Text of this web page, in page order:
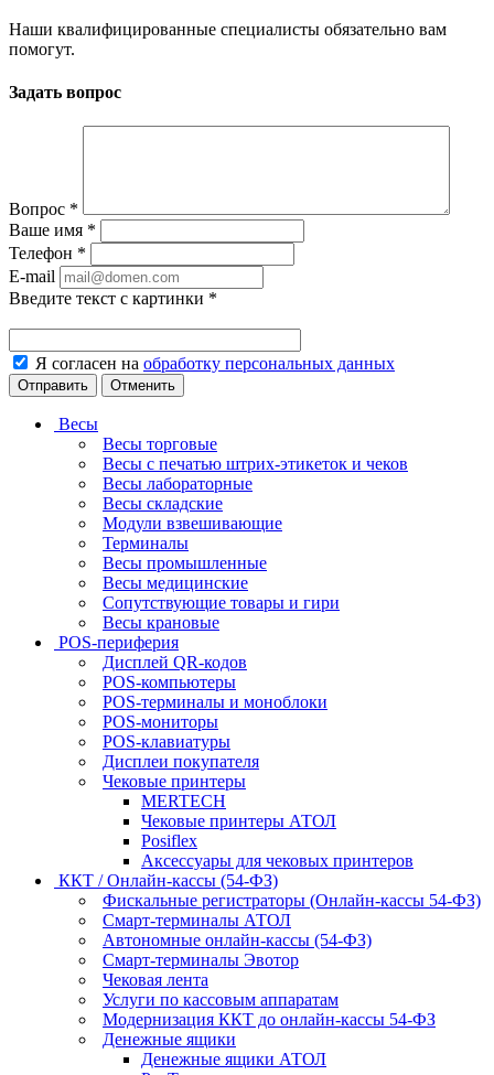
Наши квалифицированные специалисты обязательно вам
помогут.
Задать вопрос
Вопрос *
Ваше имя *
Телефон *
E-mail
Введите текст с картинки *
Я согласен на обработку персональных данных
Отменить
Весы
Весы торговые
Весы с печатью штрих-этикеток и чеков
Весы лабораторные
Весы складские
Модули взвешивающие
Терминалы
Весы промышленные
Весы медицинские
Сопутствующие товары и гири
Весы крановые
POS-периферия
Дисплей QR-кодов
POS-компьютеры
POS-терминалы и моноблоки
POS-мониторы
POS-клавиатуры
Дисплеи покупателя
Чековые принтеры
MERTECH
Чековые принтеры АТОЛ
Posiflex
Аксессуары для чековых принтеров
ККТ / Онлайн-кассы (54-ФЗ)
Фискальные регистраторы (Онлайн-кассы 54-ФЗ)
Смарт-терминалы АТОЛ
Автономные онлайн-кассы (54-ФЗ)
Смарт-терминалы Эвотор
Чековая лента
Услуги по кассовым аппаратам
Модернизация ККТ до онлайн-кассы 54-ФЗ
Денежные ящики
Денежные ящики АТОЛ